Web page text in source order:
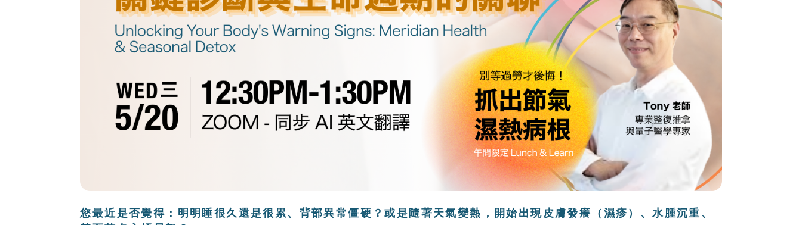
您最近是否覺得：明明睡很久還是很累、背部異常僵硬？或是隨著天氣變熱，開始出現皮膚發癢（濕疹）、水腫沉重、